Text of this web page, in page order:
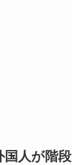
国人が階